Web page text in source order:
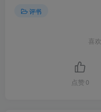
评书
喜
点赞 0